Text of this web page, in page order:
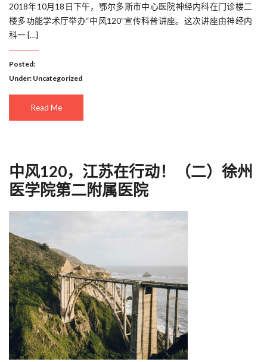
2018年10月18日下午，鄂尔多斯市中心医院神经内科在门诊楼二
楼多功能学术厅举办“中风120”宣传科普讲座。这次讲座由神经内
科一 […]
Posted:
Under: Uncategorized
Read Me
中风120，江苏在行动！（二）徐州
医学院第二附属医院